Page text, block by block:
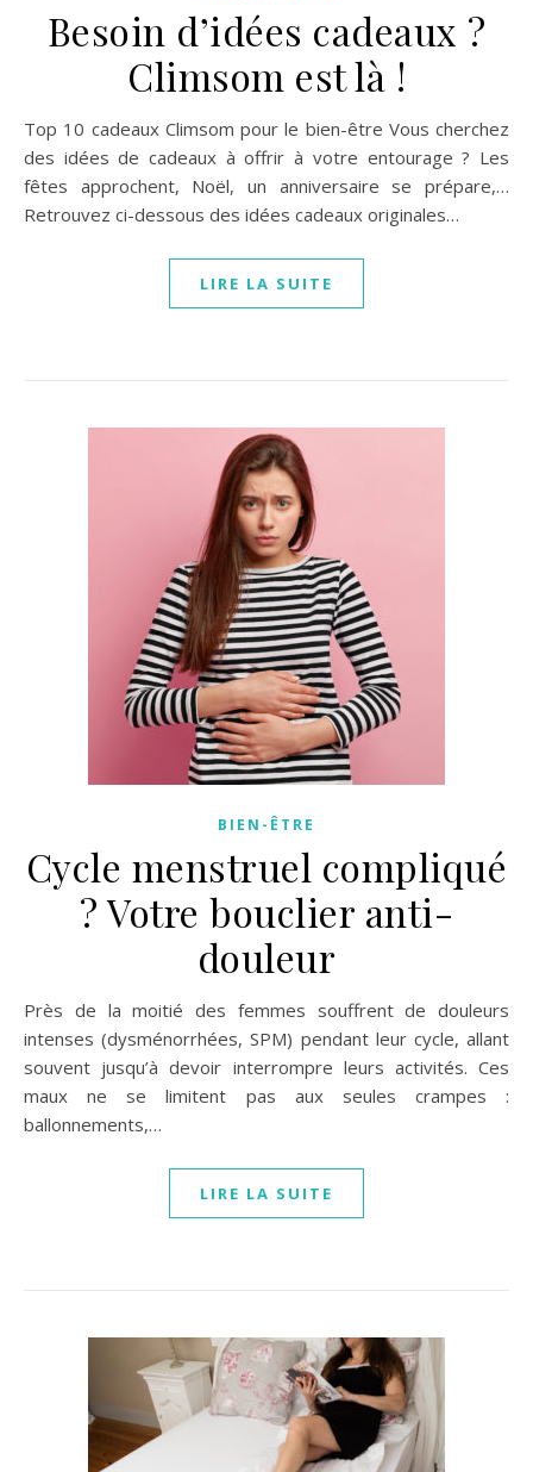
Besoin d’idées cadeaux ?
Climsom est là !
Top 10 cadeaux Climsom pour le bien-être Vous cherchez
des idées de cadeaux à offrir à votre entourage ? Les
fêtes approchent, Noël, un anniversaire se prépare,…
Retrouvez ci-dessous des idées cadeaux originales…
LIRE LA SUITE
BIEN-ÊTRE
Cycle menstruel compliqué
? Votre bouclier anti-
douleur
Près de la moitié des femmes souffrent de douleurs
intenses (dysménorrhées, SPM) pendant leur cycle, allant
souvent jusqu’à devoir interrompre leurs activités. Ces
maux ne se limitent pas aux seules crampes :
ballonnements,…
LIRE LA SUITE